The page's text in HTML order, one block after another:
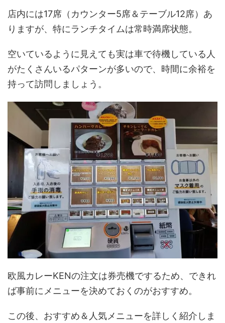
店内には17席（カウンター5席＆テーブル12席）あ
りますが、特にランチタイムは常時満席状態。
空いているように見えても実は車で待機している人
がたくさんいるパターンが多いので、時間に余裕を
持って訪問しましょう。
欧風カレーKENの注文は券売機でするため、できれ
ば事前にメニューを決めておくのがおすすめ。
この後、おすすめ＆人気メニューを詳しく紹介しま